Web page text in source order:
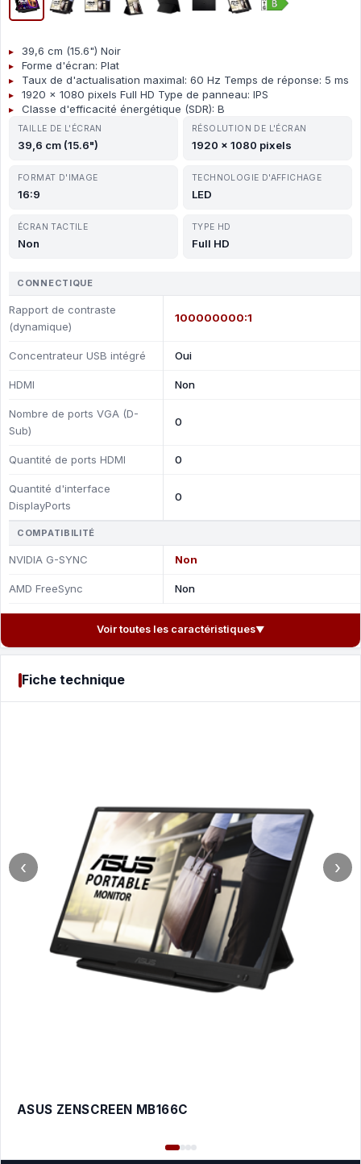
39,6 cm (15.6") Noir
Forme d'écran: Plat
Taux de d'actualisation maximal: 60 Hz Temps de réponse: 5 ms
1920 x 1080 pixels Full HD Type de panneau: IPS
Classe d'efficacité énergétique (SDR): B
TAILLE DE L'ÉCRAN
39,6 cm (15.6")
RÉSOLUTION DE L'ÉCRAN
1920 x 1080 pixels
FORMAT D'IMAGE
16:9
TECHNOLOGIE D'AFFICHAGE
LED
ÉCRAN TACTILE
Non
TYPE HD
Full HD
CONNECTIQUE
Rapport de contraste
(dynamique)
100000000:1
Concentrateur USB intégré Oui
HDMI Non
Nombre de ports VGA (D-
Sub)
0
Quantité de ports HDMI 0
Quantité d'interface
DisplayPorts
0
COMPATIBILITÉ
NVIDIA G-SYNC Non
AMD FreeSync Non
Voir toutes les caractéristiques▼
Fiche technique
ASUS ZENSCREEN MB166C
‹ ›